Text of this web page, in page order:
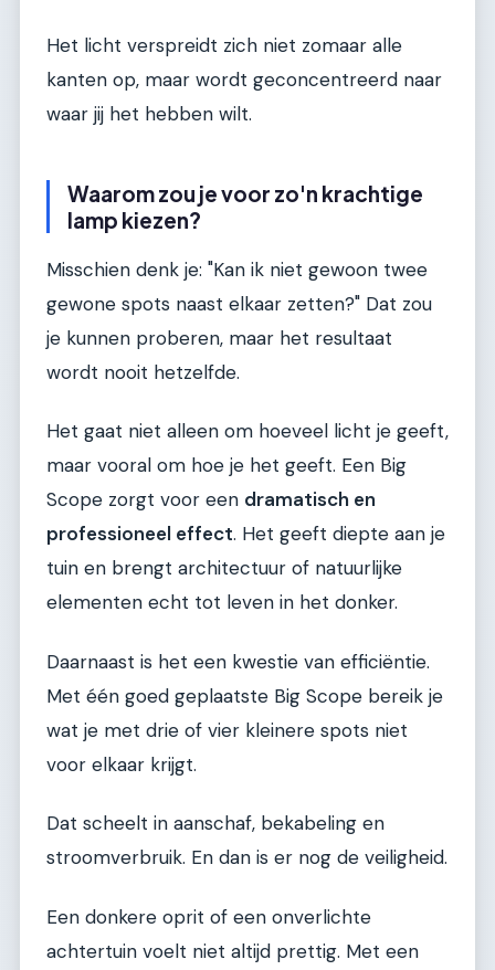
Het licht verspreidt zich niet zomaar alle
kanten op, maar wordt geconcentreerd naar
waar jij het hebben wilt.
Waarom zou je voor zo'n krachtige
lamp kiezen?
Misschien denk je: "Kan ik niet gewoon twee
gewone spots naast elkaar zetten?" Dat zou
je kunnen proberen, maar het resultaat
wordt nooit hetzelfde.
Het gaat niet alleen om hoeveel licht je geeft,
maar vooral om hoe je het geeft. Een Big
Scope zorgt voor een dramatisch en
professioneel effect. Het geeft diepte aan je
tuin en brengt architectuur of natuurlijke
elementen echt tot leven in het donker.
Daarnaast is het een kwestie van efficiëntie.
Met één goed geplaatste Big Scope bereik je
wat je met drie of vier kleinere spots niet
voor elkaar krijgt.
Dat scheelt in aanschaf, bekabeling en
stroomverbruik. En dan is er nog de veiligheid.
Een donkere oprit of een onverlichte
achtertuin voelt niet altijd prettig. Met een